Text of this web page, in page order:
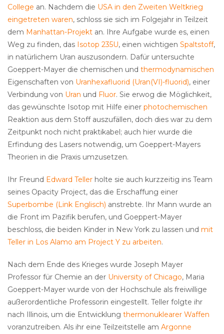
College an. Nachdem die USA in den Zweiten Weltkrieg
eingetreten waren, schloss sie sich im Folgejahr in Teilzeit
dem Manhattan-Projekt an. Ihre Aufgabe wurde es, einen
Weg zu finden, das Isotop 235U, einen wichtigen Spaltstoff,
in natürlichem Uran auszusondern. Dafür untersuchte
Goeppert-Mayer die chemischen und thermodynamischen
Eigenschaften von Uranhexafluorid (Uran(VI)-fluorid), einer
Verbindung von Uran und Fluor. Sie erwog die Möglichkeit,
das gewünschte Isotop mit Hilfe einer photochemischen
Reaktion aus dem Stoff auszufällen, doch dies war zu dem
Zeitpunkt noch nicht praktikabel; auch hier wurde die
Erfindung des Lasers notwendig, um Goeppert-Mayers
Theorien in die Praxis umzusetzen.
Ihr Freund Edward Teller holte sie auch kurzzeitig ins Team
seines Opacity Project, das die Erschaffung einer
Superbombe (Link Englisch) anstrebte. Ihr Mann wurde an
die Front im Pazifik berufen, und Goeppert-Mayer
beschloss, die beiden Kinder in New York zu lassen und mit
Teller in Los Alamo am Project Y zu arbeiten.
Nach dem Ende des Krieges wurde Joseph Mayer
Professor für Chemie an der University of Chicago, Maria
Goeppert-Mayer wurde von der Hochschule als freiwillige
außerordentliche Professorin eingestellt. Teller folgte ihr
nach Illinois, um die Entwicklung thermonuklearer Waffen
voranzutreiben. Als ihr eine Teilzeitstelle am Argonne